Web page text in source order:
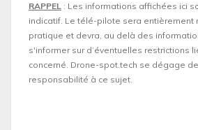
RAPPEL : Les informations affichées ici
indicatif. Le télé-pilote sera entièrement
pratique et devra, au delà des
s'informer sur d’éventuelles restrictions
concerné. Drone-spot.tech se dégage
responsabilité à ce sujet.